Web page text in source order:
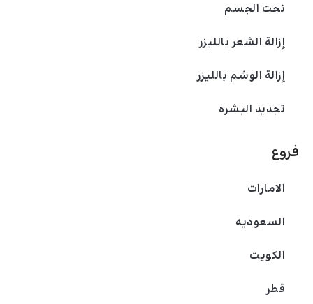
فروع
الامارات
السعودیه
الکویت
قطر
نحت الجسم
إزالة الشعر بالليزر
إزالة الوشم بالليزر
تجديد البشره